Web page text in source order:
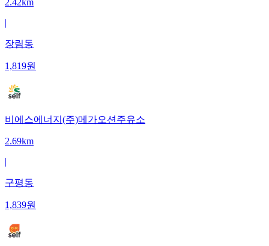
2.42km
|
장림동
1,819원
비에스에너지(주)메가오션주유소
2.69km
|
구평동
1,839원